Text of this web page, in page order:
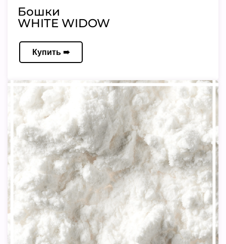
Бошки
WHITE WIDOW
Купить ➠